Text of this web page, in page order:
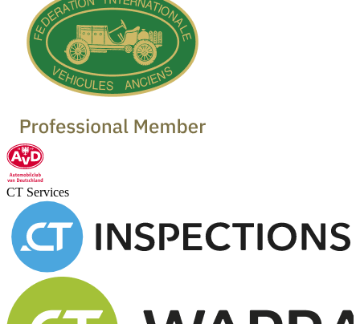
CT Services